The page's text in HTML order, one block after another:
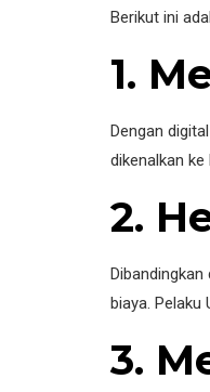
Berikut ini
1.
Dengan
dikenalkan
2.
biaya.
3.